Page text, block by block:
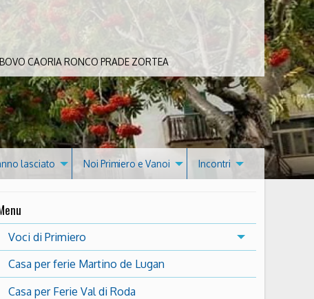
CAORIA RONCO PRADE ZORTEA
lasciato Noi Primiero e Vanoi Incontri
Voci di Primiero
Casa per ferie Martino de Lugan
Casa per Ferie Val di Roda